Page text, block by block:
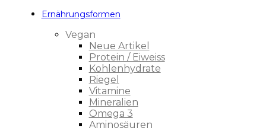
Ernährungsformen
Vegan
Neue Artikel
Protein / Eiweiss
Kohlenhydrate
Riegel
Vitamine
Mineralien
Omega 3
Aminosäuren